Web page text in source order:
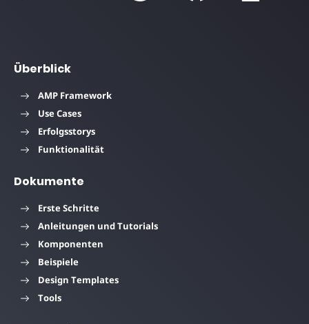
Überblick
AMP Framework
Use Cases
Erfolgsstorys
Funktionalität
Dokumente
Erste Schritte
Anleitungen und Tutorials
Komponenten
Beispiele
Design Templates
Tools